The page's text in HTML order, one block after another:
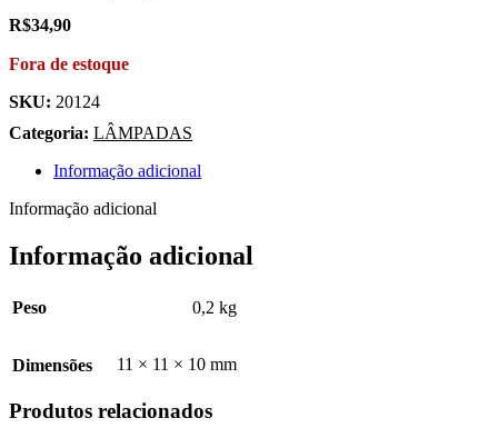
R$34,90
Fora de estoque
SKU: 20124
Categoria: LÂMPADAS
Informação adicional
Informação adicional
Informação adicional
Peso 0,2 kg
Dimensões 11 × 11 × 10 mm
Produtos relacionados